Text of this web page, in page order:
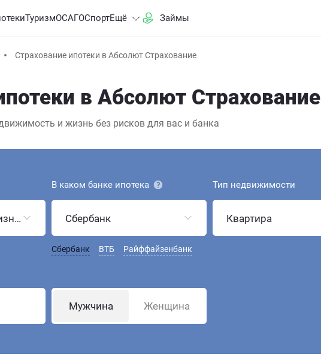
ТуризмОСАГОСпортЕщё Займы
Страхование ипотеки в Абсолют Страхование
в Абсолют Страхование
и жизнь без рисков для вас и банка
Недвижимость + Жизнь и здоровье
В каком банке ипотека
Сбербанк
Сбербанк ВТБ Райффайзенбанк
Тип недвижимости
Квартира
Мужчина Женщина